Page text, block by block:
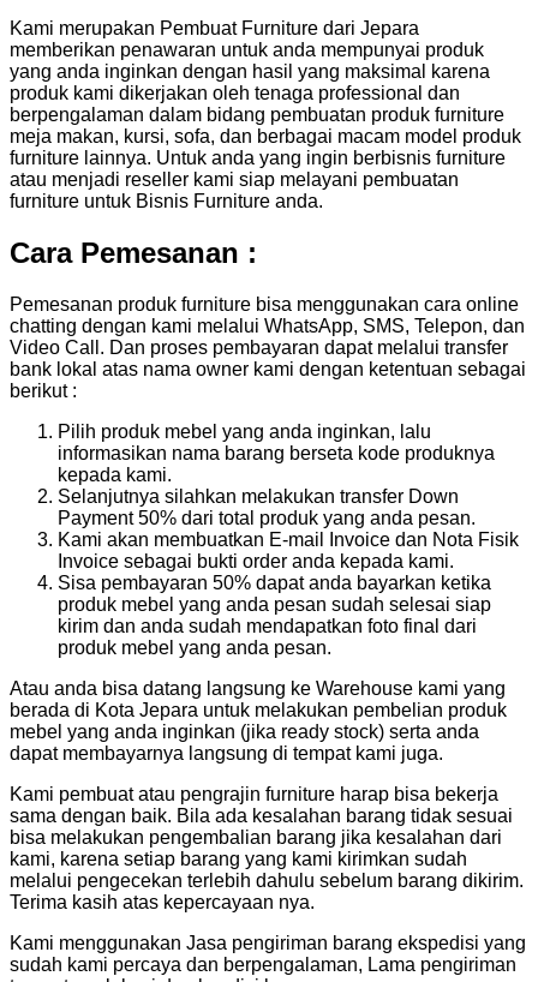
Kami merupakan Pembuat Furniture dari Jepara
memberikan penawaran untuk anda mempunyai produk
yang anda inginkan dengan hasil yang maksimal karena
produk kami dikerjakan oleh tenaga professional dan
berpengalaman dalam bidang pembuatan produk furniture
meja makan, kursi, sofa, dan berbagai macam model produk
furniture lainnya. Untuk anda yang ingin berbisnis furniture
atau menjadi reseller kami siap melayani pembuatan
furniture untuk Bisnis Furniture anda.
Cara Pemesanan :
Pemesanan produk furniture bisa menggunakan cara online
chatting dengan kami melalui WhatsApp, SMS, Telepon, dan
Video Call. Dan proses pembayaran dapat melalui transfer
bank lokal atas nama owner kami dengan ketentuan sebagai
berikut :
Pilih produk mebel yang anda inginkan, lalu
informasikan nama barang berseta kode produknya
kepada kami.
Selanjutnya silahkan melakukan transfer Down
Payment 50% dari total produk yang anda pesan.
Kami akan membuatkan E-mail Invoice dan Nota Fisik
Invoice sebagai bukti order anda kepada kami.
Sisa pembayaran 50% dapat anda bayarkan ketika
produk mebel yang anda pesan sudah selesai siap
kirim dan anda sudah mendapatkan foto final dari
produk mebel yang anda pesan.
Atau anda bisa datang langsung ke Warehouse kami yang
berada di Kota Jepara untuk melakukan pembelian produk
mebel yang anda inginkan (jika ready stock) serta anda
dapat membayarnya langsung di tempat kami juga.
Kami pembuat atau pengrajin furniture harap bisa bekerja
sama dengan baik. Bila ada kesalahan barang tidak sesuai
bisa melakukan pengembalian barang jika kesalahan dari
kami, karena setiap barang yang kami kirimkan sudah
melalui pengecekan terlebih dahulu sebelum barang dikirim.
Terima kasih atas kepercayaan nya.
Kami menggunakan Jasa pengiriman barang ekspedisi yang
sudah kami percaya dan berpengalaman, Lama pengiriman